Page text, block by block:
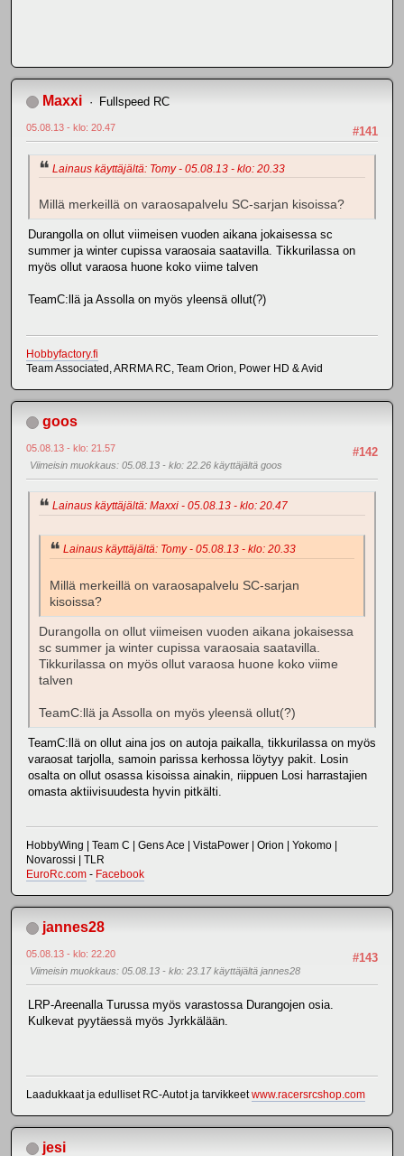
Maxxi Fullspeed RC
#141
05.08.13 - klo: 20.47
Lainaus käyttäjältä: Tomy - 05.08.13 - klo: 20.33
Millä merkeillä on varaosapalvelu SC-sarjan kisoissa?
Durangolla on ollut viimeisen vuoden aikana jokaisessa sc
summer ja winter cupissa varaosaia saatavilla. Tikkurilassa on
myös ollut varaosa huone koko viime talven
TeamC:llä ja Assolla on myös yleensä ollut(?)
Hobbyfactory.fi
Team Associated, ARRMA RC, Team Orion, Power HD & Avid
goos
#142
05.08.13 - klo: 21.57
Viimeisin muokkaus: 05.08.13 - klo: 22.26 käyttäjältä goos
Lainaus käyttäjältä: Maxxi - 05.08.13 - klo: 20.47
Lainaus käyttäjältä: Tomy - 05.08.13 - klo: 20.33
Millä merkeillä on varaosapalvelu SC-sarjan
kisoissa?
Durangolla on ollut viimeisen vuoden aikana jokaisessa
sc summer ja winter cupissa varaosaia saatavilla.
Tikkurilassa on myös ollut varaosa huone koko viime
talven
TeamC:llä ja Assolla on myös yleensä ollut(?)
TeamC:llä on ollut aina jos on autoja paikalla, tikkurilassa on myös
varaosat tarjolla, samoin parissa kerhossa löytyy pakit. Losin
osalta on ollut osassa kisoissa ainakin, riippuen Losi harrastajien
omasta aktiivisuudesta hyvin pitkälti.
HobbyWing | Team C | Gens Ace | VistaPower | Orion | Yokomo |
Novarossi | TLR
EuroRc.com - Facebook
jannes28
#143
05.08.13 - klo: 22.20
Viimeisin muokkaus: 05.08.13 - klo: 23.17 käyttäjältä jannes28
LRP-Areenalla Turussa myös varastossa Durangojen osia.
Kulkevat pyytäessä myös Jyrkkälään.
Laadukkaat ja edulliset RC-Autot ja tarvikkeetwww.racersrcshop.com
jesi